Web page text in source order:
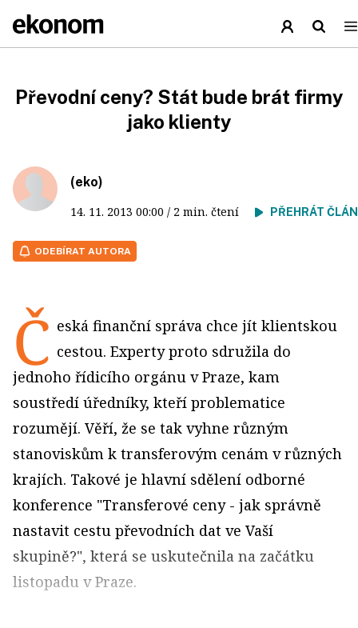
Převodní ceny? Stát bude brát firmy
jako klienty
(eko)
14. 11. 2013 00:00 / 2 min. čtení PŘEHRÁT
ODEBÍRAT AUTORA
Č eská finanční správa chce jít klientskou
cestou. Experty proto sdružila do
jednoho řídicího orgánu v Praze, kam
soustředí úředníky, kteří problematice
rozumějí. Věří, že se tak vyhne různým
stanoviskům k transferovým cenám v různých
krajích. Takové je hlavní sdělení odborné
konference "Transferové ceny - jak správně
nastavit cestu převodních dat ve Vaší
skupině?", která se uskutečnila na začátku
listopadu v Praze.